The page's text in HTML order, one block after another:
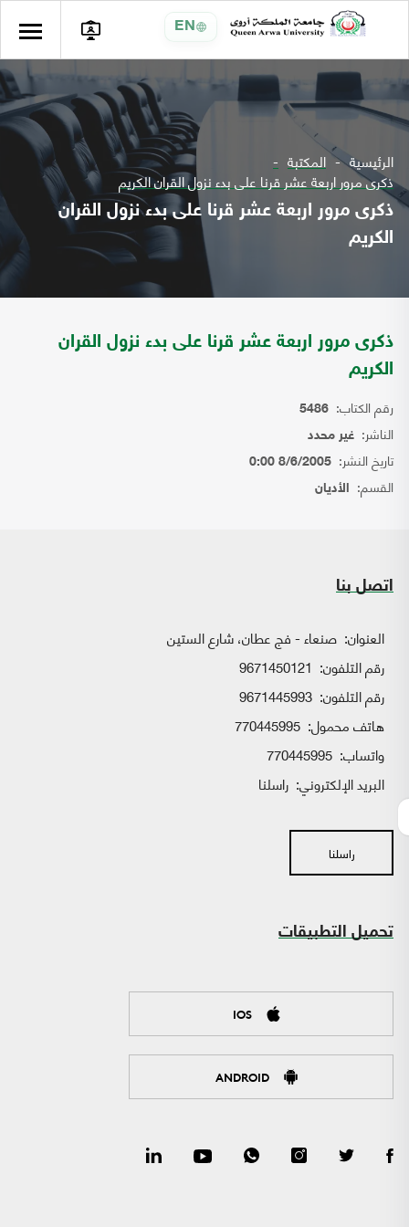
EN
الرئيسية المكتبة
ذكرى مرور اربعة عشر قرنا على بدء نزول القران الكريم
ذكرى مرور اربعة عشر قرنا على بدء نزول القران
الكريم
ذكرى مرور اربعة عشر قرنا على بدء نزول القران
الكريم
رقم الكتاب: 5486
الناشر: غير محدد
تاريخ النشر: 8/6/2005 0:00
القسم: الأديان
اتصل بنا
العنوان: صنعاء - فج عطان، شارع الستين
رقم التلفون: 9671450121
رقم التلفون: 9671445993
هاتف محمول: 770445995
واتساب:
البريد الإلكتروني: راسلنا
راسلنا
تحميل التطبيقات
IOS
ANDROID